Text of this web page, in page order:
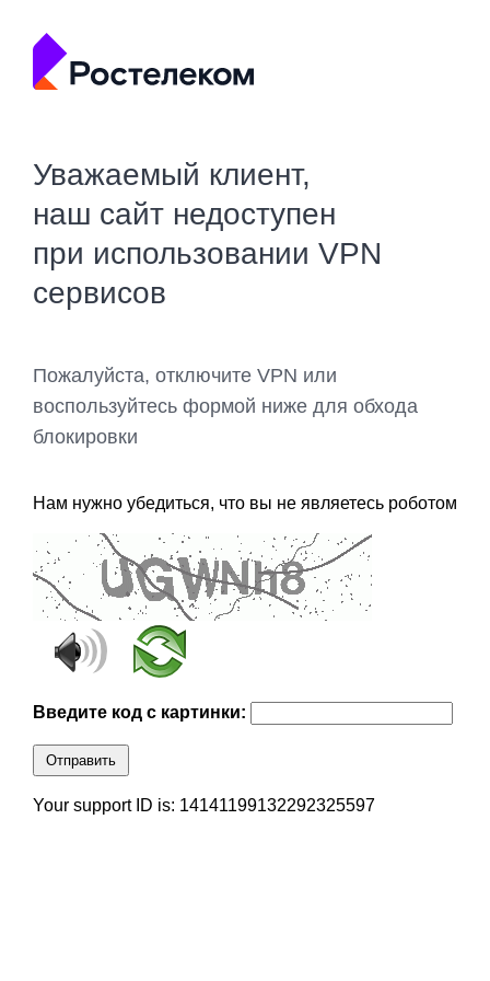
Уважаемый клиент,
наш сайт недоступен
при использовании VPN
сервисов
Пожалуйста, отключите VPN или
воспользуйтесь формой ниже для обхода
блокировки
Нам нужно убедиться, что вы не являетесь роботом
Введите код с картинки:
Отправить
Your support ID is: 14141199132292325597